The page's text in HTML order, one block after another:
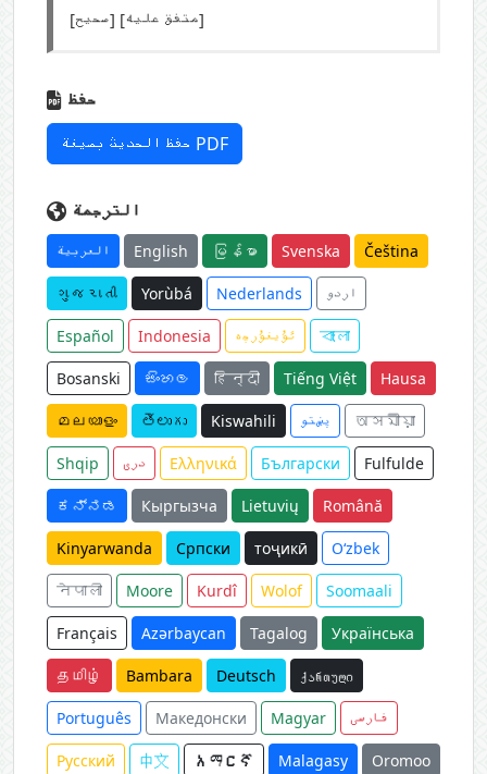
[صحيح] [متفق عليه]
حفظ
حفظ الحديث بصيغة PDF
الترجمة
العربية English မြန်မာ Svenska Čeština
ગુજરાતી Yorùbá Nederlands اردو
Español Indonesia ئۇيغۇرچە বাংলা
Bosanski සිංහල हिन्दी Tiếng Việt Hausa
മലയാളം తెలుగు Kiswahili پښتو অসমীয়া
Shqip دری Ελληνικά Български Fulfulde
ಕನ್ನಡ Кыргызча Lietuvių Română
Kinyarwanda Српски тоҷикӣ O‘zbek
नेपाली Moore Kurdî Wolof Soomaali
Français Azərbaycan Tagalog Українська
தமிழ் Bambara Deutsch ქართული
Português Македонски Magyar فارسی
Русский 中文 አማርኛ Malagasy Oromoo